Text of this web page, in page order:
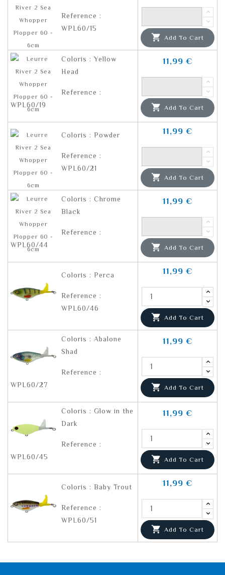
Reference :
WPL60/15
 Add To Cart
Coloris : Yellow
Head
Reference :
WPL60/19
11,99 €
 Add To Cart
Coloris : Powder
Reference :
WPL60/21
11,99 €
 Add To Cart
Coloris : Chrome
Black
Reference :
WPL60/44
11,99 €
 Add To Cart
Coloris : Perca
Reference :
WPL60/46
11,99 €
 Add To Cart
Coloris : Abalone
Shad
Reference :
WPL60/27
11,99 €
 Add To Cart
Coloris : Glow in the
Dark
Reference :
WPL60/45
11,99 €
 Add To Cart
Coloris : Baby Trout
Reference :
WPL60/51
11,99 €
 Add To Cart